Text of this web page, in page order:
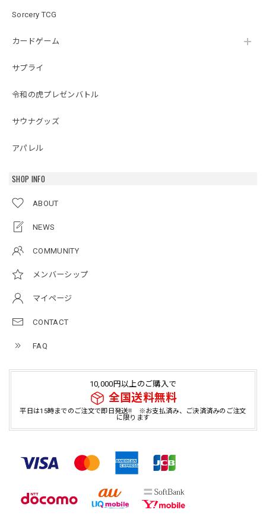
Sorcery TCG
カードゲーム
サプライ
令和の虎プレゼンバトル
サウナグッズ
アパレル
SHOP INFO
ABOUT
NEWS
COMMUNITY
メンバーシップ
マイページ
CONTACT
FAQ
10,000円以上のご購入で
全国送料無料
平日は15時までのご注文で即日発送!! ※お支払済み、ご決済済みのご注文
に限ります